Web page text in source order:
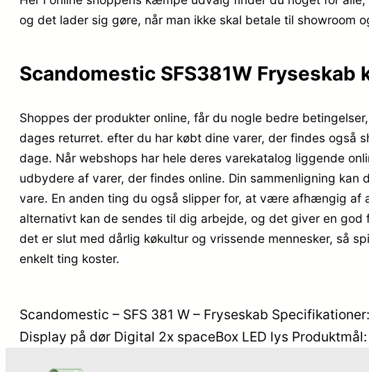
og det lader sig gøre, når man ikke skal betale til showroom
Scandomestic SFS381W Fryseskab
Shoppes der produkter online, får du nogle bedre
dages returret. efter du har købt dine varer, der findes også
dage. Når webshops har hele deres varekatalog liggende
udbydere af varer, der findes online. Din sammenligning
vare. En anden ting du også slipper for, at være afhængig af
alternativt kan de sendes til dig arbejde, og det giver en
det er slut med dårlig køkultur og vrissende mennesker, så
enkelt ting koster.
Scandomestic – SFS 381 W – Fryseskab
Display på dør Digital 2x spaceBox LED lys Produktmål: